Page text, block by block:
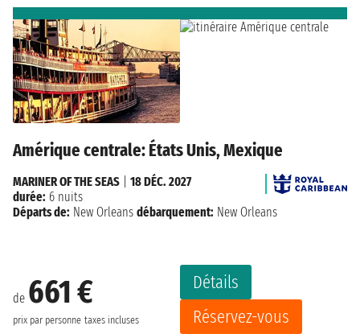
Amérique centrale: États Unis, Mexique
de 661 €
prix par personne taxes incluses
Détails
Réservez-vous
MARINER OF THE SEAS
18 DÉC. 2027
durée: 6 nuits
Départs de: New Orleans débarquement: New Orleans